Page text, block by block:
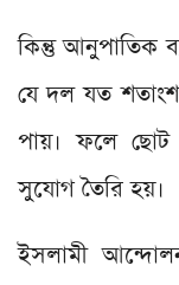
কিন্তু আনুপাতিক
যে দল যত
পায়। ফলে ছোট
সুযোগ তৈরি হয়।
ইসলামী